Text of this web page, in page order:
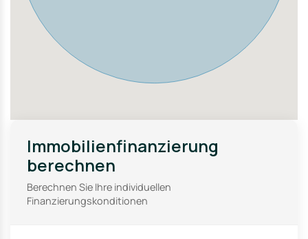
Immobilienfinanzierung
berechnen
Berechnen Sie Ihre individuellen
Finanzierungskonditionen